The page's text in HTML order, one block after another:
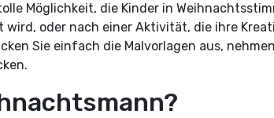
Möglichkeit, die Kinder in
oder nach einer Aktivität, die ihre
Sie einfach die Malvorlagen aus,